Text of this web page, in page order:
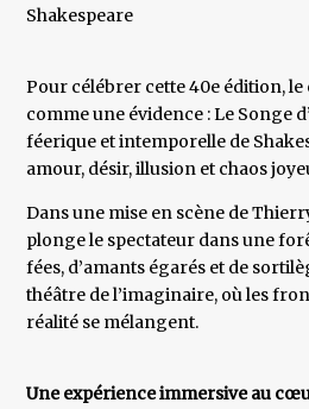
Shakespeare
Pour célébrer cette 40e édition, le
comme une évidence : Le Songe
féerique et intemporelle de
amour, désir, illusion et chaos
Dans une mise en scène de
plonge le spectateur dans une
fées, d’amants égarés et de
théâtre de l’imaginaire, où les
réalité se mélangent.
Une expérience immersive au